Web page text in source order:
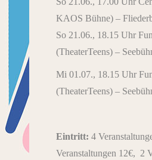
KAOS Bühne) –
So 21.06., 18.15 Uhr
(TheaterTeens) –
Mi 01.07., 18.15 Uhr
(TheaterTeens) –
Eintritt: 4
Veranstaltungen 12€, 2